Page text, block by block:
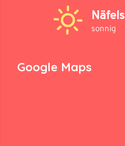
Näfels
sonnig
Google Maps